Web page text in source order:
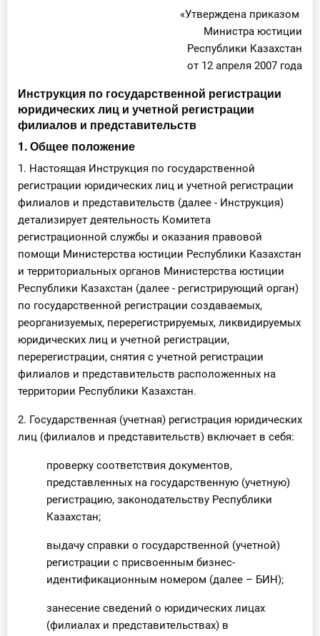
«Утверждена приказом
Министра юстиции
Республики Казахстан
от 12 апреля 2007 года
Инструкция по государственной регистрации
юридических лиц и учетной регистрации
филиалов и представительств
1. Общее положение
1. Настоящая Инструкция по государственной
регистрации юридических лиц и учетной регистрации
филиалов и представительств (далее - Инструкция)
детализирует деятельность Комитета
регистрационной службы и оказания правовой
помощи Министерства юстиции Республики Казахстан
и территориальных органов Министерства юстиции
Республики Казахстан (далее - регистрирующий орган)
по государственной регистрации создаваемых,
реорганизуемых, перерегистрируемых, ликвидируемых
юридических лиц и учетной регистрации,
перерегистрации, снятия с учетной регистрации
филиалов и представительств расположенных на
территории Республики Казахстан.
2. Государственная (учетная) регистрация юридических
лиц (филиалов и представительств) включает в себя:
проверку соответствия документов,
представленных на государственную (учетную)
регистрацию, законодательству Республики
Казахстан;
выдачу справки о государственной (учетной)
регистрации с присвоенным бизнес-
идентификационным номером (далее – БИН);
занесение сведений о юридических лицах
(филиалах и представительствах) в